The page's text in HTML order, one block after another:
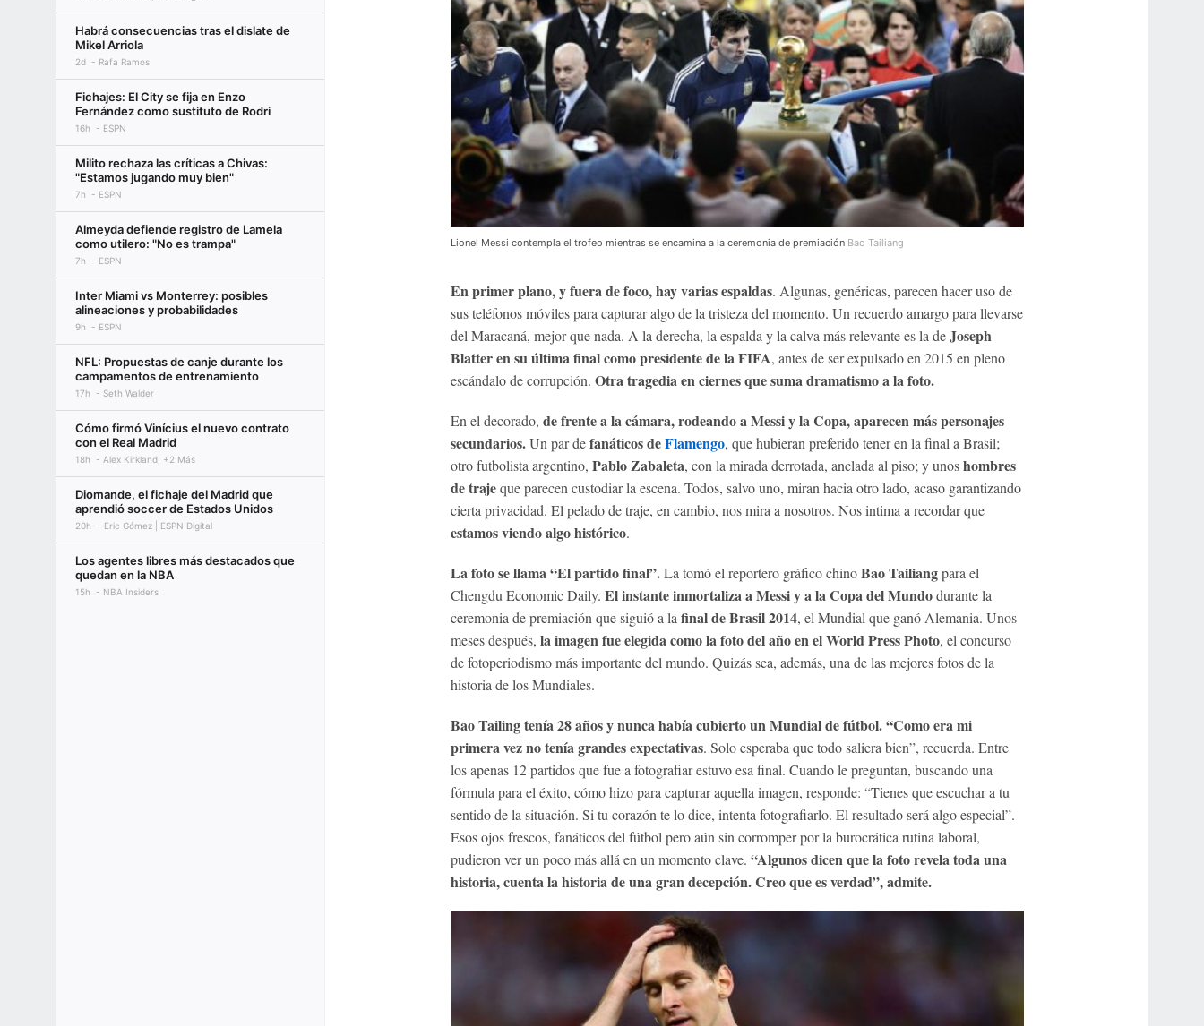
Habrá consecuencias tras el dislate de
Mikel Arriola
2d Rafa Ramos
Fichajes: El City se fija en Enzo
Fernández como sustituto de Rodri
16h ESPN
Milito rechaza las críticas a Chivas:
"Estamos jugando muy bien"
7h ESPN
Almeyda defiende registro de Lamela
como utilero: "No es trampa"
7h ESPN
Inter Miami vs Monterrey: posibles
alineaciones y probabilidades
9h ESPN
NFL: Propuestas de canje durante los
campamentos de entrenamiento
17h Seth Walder
Cómo firmó Vinícius el nuevo contrato
con el Real Madrid
18h Alex Kirkland, +2 Más
Diomande, el fichaje del Madrid que
aprendió soccer de Estados Unidos
20h Eric Gómez | ESPN Digital
Los agentes libres más destacados que
quedan en la NBA
15h NBA Insiders
Lionel Messi contempla el trofeo mientras se encamina a la ceremonia de premiación Bao Tailiang
En primer plano, y fuera de foco, hay varias espaldas. Algunas, genéricas, parecen hacer uso de
sus teléfonos móviles para capturar algo de la tristeza del momento. Un recuerdo amargo para llevarse
del Maracaná, mejor que nada. A la derecha, la espalda y la calva más relevante es la deJoseph
Blatter en su última final como presidente de la FIFA, antes de ser expulsado en 2015 en pleno
escándalo de corrupción. Otra tragedia en ciernes que suma dramatismo a la foto.
En el decorado, de frente a la cámara, rodeando a Messi y la Copa, aparecen más personajes
secundarios.Un par defanáticos deFlamengo, que hubieran preferido tener en la final a Brasil;
otro futbolista argentino, Pablo Zabaleta, con la mirada derrotada, anclada al piso; y unoshombres
de trajeque parecen custodiar la escena. Todos, salvo uno, miran hacia otro lado, acaso garantizando
cierta privacidad. El pelado de traje, en cambio, nos mira a nosotros. Nos intima a recordar que
estamos viendo algo histórico.
La foto se llama “El partido final”.La tomó el reportero gráfico chinoBao Tailiangpara el
Chengdu Economic Daily. El instante inmortaliza a Messi y a la Copa del Mundodurante la
ceremonia de premiación que siguió a lafinal de Brasil 2014, el Mundial que ganó Alemania. Unos
meses después, la imagen fue elegida como la foto del año en el World Press Photo, el concurso
de fotoperiodismo más importante del mundo. Quizás sea, además, una de las mejores fotos de la
historia de los Mundiales.
Bao Tailing tenía 28 años y nunca había cubierto un Mundial de fútbol. “Como era mi
primera vez no tenía grandes expectativas. Solo esperaba que todo saliera bien”, recuerda. Entre
los apenas 12 partidos que fue a fotografiar estuvo esa final. Cuando le preguntan, buscando una
fórmula para el éxito, cómo hizo para capturar aquella imagen, responde: “Tienes que escuchar a tu
sentido de la situación. Si tu corazón te lo dice, intenta fotografiarlo. El resultado será algo especial”.
Esos ojos frescos, fanáticos del fútbol pero aún sin corromper por la burocrática rutina laboral,
pudieron ver un poco más allá en un momento clave. “Algunos dicen que la foto revela toda una
historia, cuenta la historia de una gran decepción. Creo que es verdad”, admite.